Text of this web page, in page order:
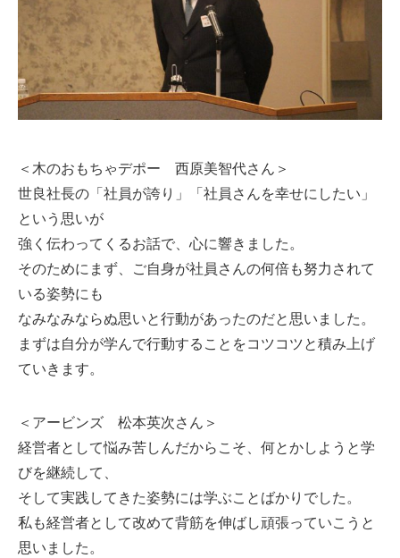
＜木のおもちゃデポー 西原美智代さん＞
世良社長の「社員が誇り」「社員さんを幸せにしたい」
という思いが
強く伝わってくるお話で、心に響きました。
そのためにまず、ご自身が社員さんの何倍も努力されて
いる姿勢にも
なみなみならぬ思いと行動があったのだと思いました。
まずは自分が学んで行動することをコツコツと積み上げ
ていきます。
＜アービンズ 松本英次さん＞
経営者として悩み苦しんだからこそ、何とかしようと学
びを継続して、
そして実践してきた姿勢には学ぶことばかりでした。
私も経営者として改めて背筋を伸ばし頑張っていこうと
思いました。